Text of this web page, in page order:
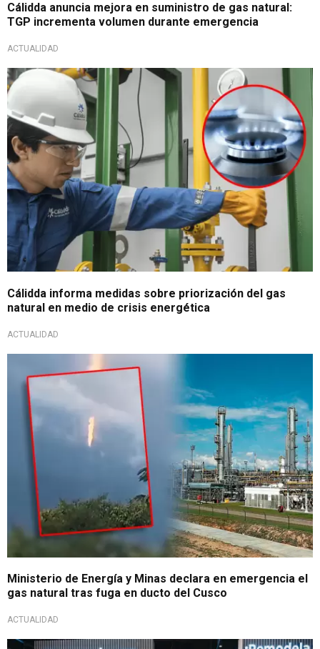
Cálidda anuncia mejora en suministro de gas natural:
TGP incrementa volumen durante emergencia
ACTUALIDAD
Brinda detalles
Cálidda informa medidas sobre priorización del gas
natural en medio de crisis energética
ACTUALIDAD
Ministerio de Energía y Minas declara en emergencia el
gas natural tras fuga en ducto del Cusco
ACTUALIDAD